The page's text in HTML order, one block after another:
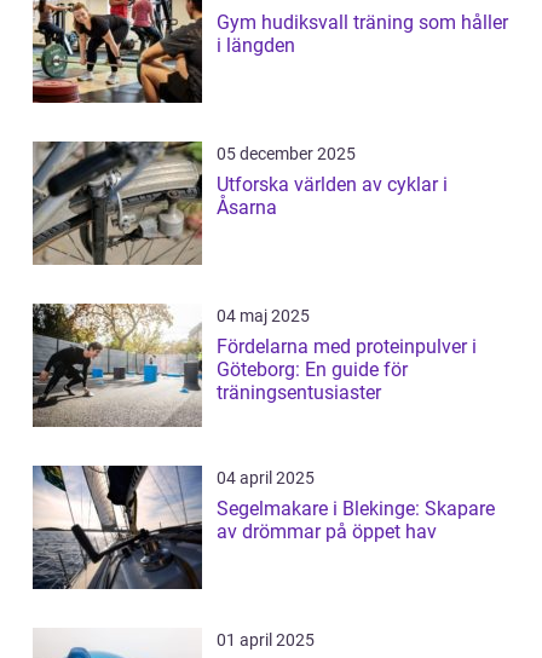
Gym hudiksvall träning som håller
i längden
05 december 2025
Utforska världen av cyklar i
Åsarna
04 maj 2025
Fördelarna med proteinpulver i
Göteborg: En guide för
träningsentusiaster
04 april 2025
Segelmakare i Blekinge: Skapare
av drömmar på öppet hav
01 april 2025